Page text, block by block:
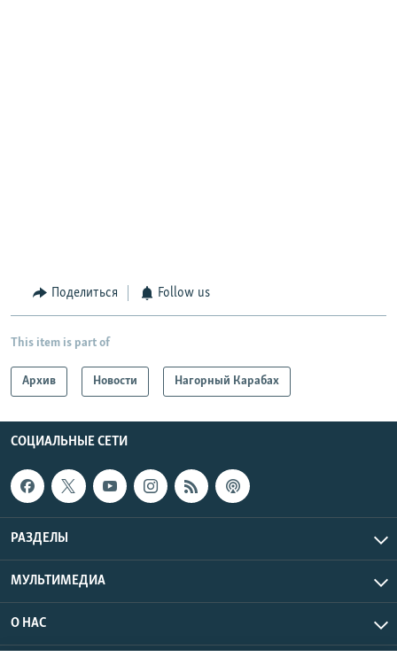
Поделиться Follow us
This item is part of
Архив Новости Нагорный Карабах
СОЦИАЛЬНЫЕ СЕТИ
РАЗДЕЛЫ
МУЛЬТИМЕДИА
О НАС